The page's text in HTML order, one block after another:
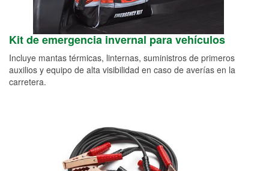
Kit de emergencia invernal para vehículos
Incluye mantas térmicas, linternas, suministros de primeros
auxilios y equipo de alta visibilidad en caso de averías en la
carretera.